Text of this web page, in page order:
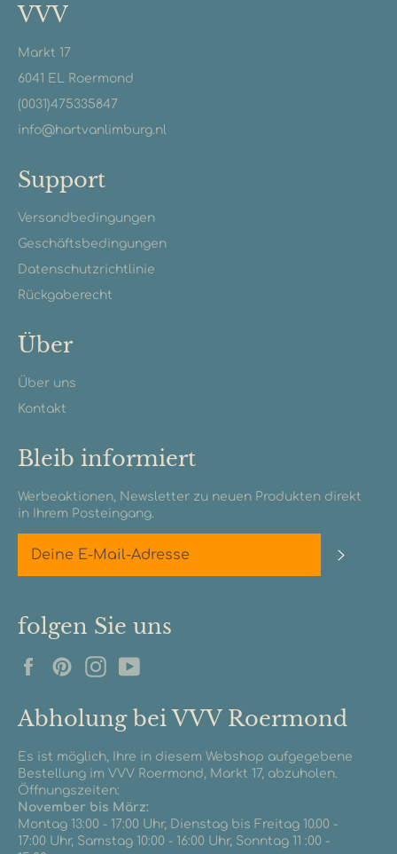
VVV
Markt 17
6041 EL Roermond
(0031)475335847
info@hartvanlimburg.nl
Support
Versandbedingungen
Geschäftsbedingungen
Datenschutzrichtlinie
Rückgaberecht
Über
Über uns
Kontakt
Bleib informiert
Werbeaktionen, Newsletter zu neuen Produkten direkt
in Ihrem Posteingang.
folgen Sie uns
FacebookPinterestInstagram
Abholung bei VVV Roermond
Es ist möglich, Ihre in diesem Webshop aufgegebene
Bestellung im VVV Roermond, Markt 17, abzuholen.
Öffnungszeiten:
November bis März:
Montag 13:00 - 17:00 Uhr, Dienstag bis Freitag 10.00 -
17:00 Uhr, Samstag 10:00 - 16:00 Uhr, Sonntag 11 :00 -